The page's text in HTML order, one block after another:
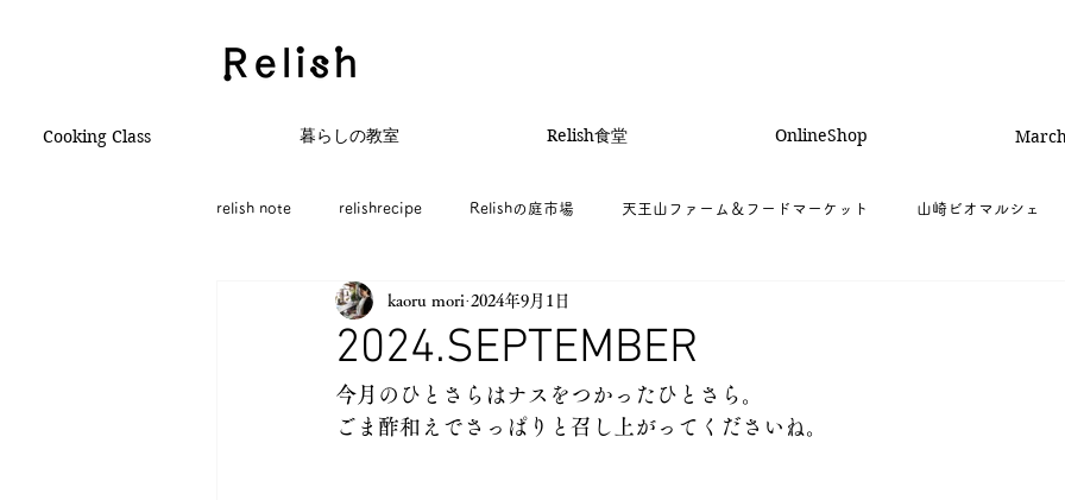
Cooking Class 暮らしの教室 Relish食堂 OnlineShop
relish note relishrecipe Relishの庭市場 天王山ファーム＆フードマーケット 山崎ビオマルシェ
2024.SEPTEMBER
kaoru mori 2024年9月1日
今月のひとさらはナスをつかったひとさら。
ごま酢和えでさっぱりと召し上がってくださいね。